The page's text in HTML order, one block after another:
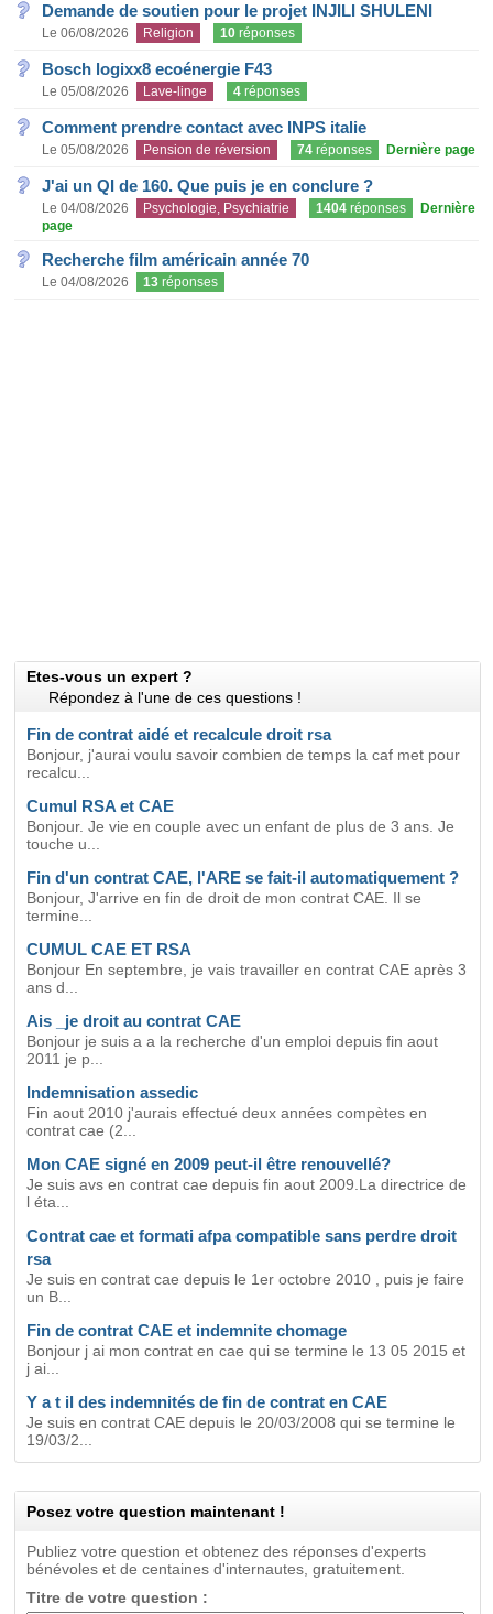
Demande de soutien pour le projet INJILI SHULENI
Le 06/08/2026 Religion 10 réponses
Bosch logixx8 ecoénergie F43
Le 05/08/2026 Lave-linge 4 réponses
Comment prendre contact avec INPS italie
Le 05/08/2026 Pension de réversion 74 réponses Dernière page
J'ai un QI de 160. Que puis je en conclure ?
Le 04/08/2026 Psychologie, Psychiatrie 1404 réponses
Dernière
page
Recherche film américain année 70
Le 04/08/2026 13 réponses
Etes-vous un expert ?
Répondez à l'une de ces questions !
Fin de contrat aidé et recalcule droit rsa
Bonjour, j'aurai voulu savoir combien de temps la caf met pour
recalcu...
Cumul RSA et CAE
Bonjour. Je vie en couple avec un enfant de plus de 3 ans. Je
touche u...
Fin d'un contrat CAE, l'ARE se fait-il automatiquement ?
Bonjour, J'arrive en fin de droit de mon contrat CAE. Il se
termine...
CUMUL CAE ET RSA
Bonjour En septembre, je vais travailler en contrat CAE après 3
ans d...
Ais _je droit au contrat CAE
Bonjour je suis a a la recherche d'un emploi depuis fin aout
2011 je p...
Indemnisation assedic
Fin aout 2010 j'aurais effectué deux années compètes en
contrat cae (2...
Mon CAE signé en 2009 peut-il être renouvellé?
Je suis avs en contrat cae depuis fin aout 2009.La directrice de
l éta...
Contrat cae et formati afpa compatible sans perdre droit
rsa
Je suis en contrat cae depuis le 1er octobre 2010 , puis je faire
un B...
Fin de contrat CAE et indemnite chomage
Bonjour j ai mon contrat en cae qui se termine le 13 05 2015 et
j ai...
Y a t il des indemnités de fin de contrat en CAE
Je suis en contrat CAE depuis le 20/03/2008 qui se termine le
19/03/2...
Posez votre question maintenant !
Publiez votre question et obtenez des réponses d'experts
bénévoles et de centaines d'internautes, gratuitement.
Titre de votre question :